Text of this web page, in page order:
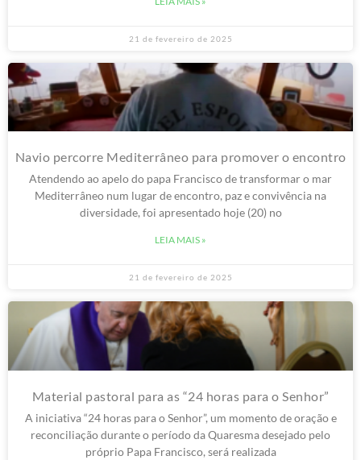
LEIA MAIS »
21 de fevereiro de 2025
Navio percorre Mediterrâneo para promover o encontro
Atendendo ao apelo do papa Francisco de transformar o mar
Mediterrâneo num lugar de encontro, paz e convivência na
diversidade, foi apresentado hoje (20) no
LEIA MAIS »
Material pastoral para as “24 horas para o Senhor”
A iniciativa “24 horas para o Senhor”, um momento de oração e
reconciliação durante o período da Quaresma desejado pelo